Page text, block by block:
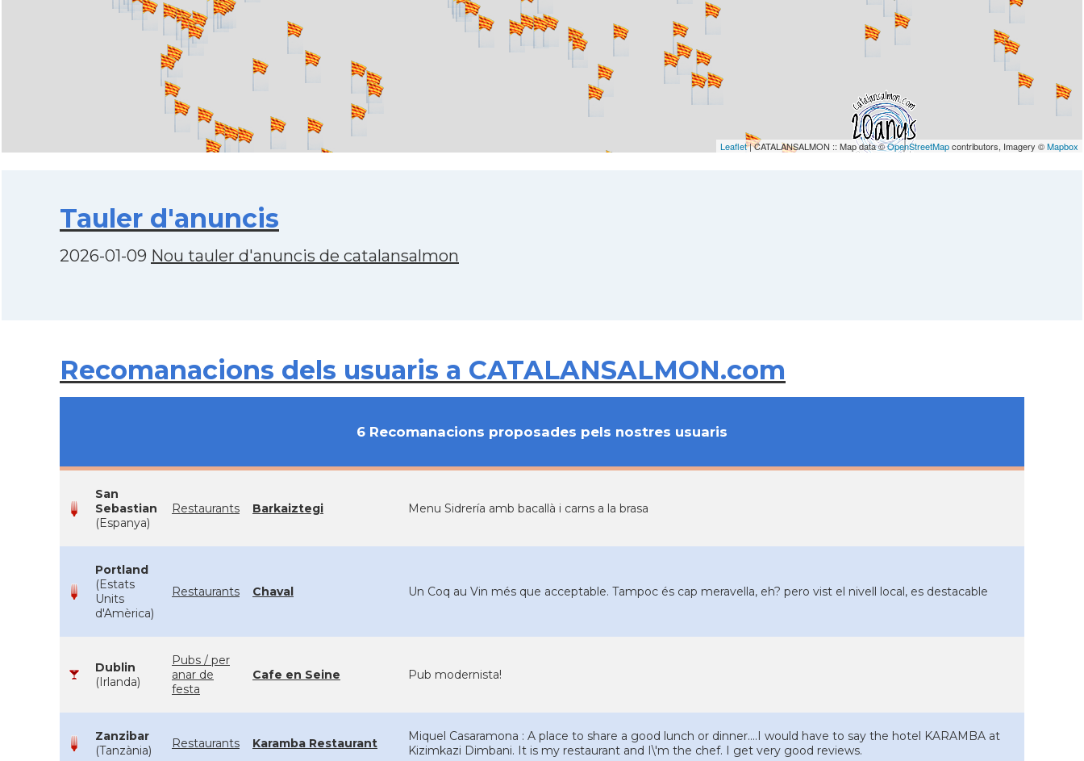
Leaflet| CATALANSALMON :: Map data ©OpenStreetMapcontributors, Imagery ©Mapbox
Tauler d'anuncis
2026-01-09 Nou tauler d'anuncis de catalansalmon
Recomanacions dels usuaris a CATALANSALMON.com
6 Recomanacions proposades pels nostres usuaris
San
Sebastian
(Espanya)
Restaurants Barkaiztegi Menu Sidrería amb bacallà i carns a la brasa
Portland
(Estats
Units
d'Amèrica)
Restaurants Chaval Un Coq au Vin més que acceptable. Tampoc és cap meravella, eh? pero vist el nivell local, es destacable
Dublin
(Irlanda)
Pubs / per
anar de
festa
Cafe en Seine Pub modernista!
Zanzibar
(Tanzània)
Restaurants Karamba Restaurant
Miquel Casaramona : A place to share a good lunch or dinner....I would have to say the hotel KARAMBA at
Kizimkazi Dimbani. It is my restaurant and I\'m the chef. I get very good reviews.